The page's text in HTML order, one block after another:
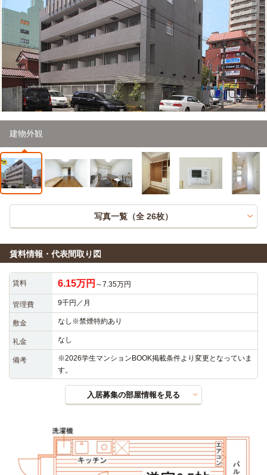
建物外観
1/26
写真一覧（全 26枚）
賃料情報・代表間取り図
賃料 6.15万円 ～7.35万円
管理費 9千円／月
敷金 なし※禁煙特約あり
礼金 なし
備考
※2026学生マンションBOOK掲載条件より変更となっていま
す。
入居募集の部屋情報を見る